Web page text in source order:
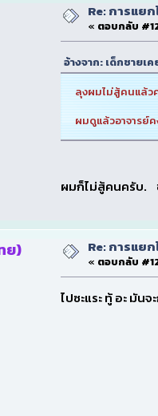
Re: การแย
« ตอบกลับ
อ้างจาก: เด็กชายเ
ลุงผมไม่สู้คนแล้ว
ผมดูแล้วอาจารย์
ผมก็ไม่สู้คนครับ.
ย) Re: การแย
« ตอบกลับ
ไปซะแระ ทู้ อะ มัน